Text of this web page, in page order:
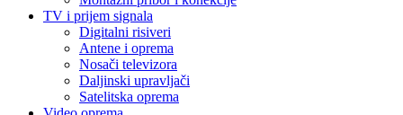
TV i prijem signala
Digitalni risiveri
Antene i oprema
Nosači televizora
Daljinski upravljači
Satelitska oprema